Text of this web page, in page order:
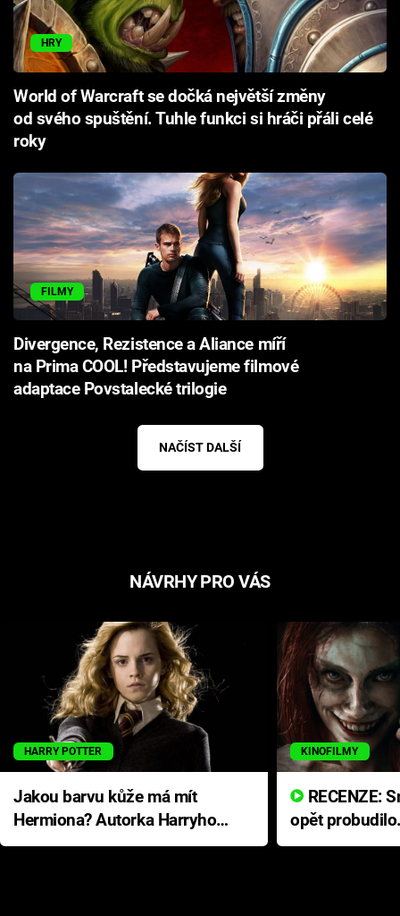
HRY
World of Warcraft se dočká největší změny
od svého spuštění. Tuhle funkci si hráči přáli celé
roky
FILMY
Divergence, Rezistence a Aliance míří
na Prima COOL! Představujeme filmové
adaptace Povstalecké trilogie
NAČÍST DALŠÍ
NÁVRHY PRO VÁS
HARRY POTTER
Jakou barvu kůže má mít
Hermiona? Autorka Harryho
Pottera přišla s ráznou
KINOFILMY
opět
přichází s